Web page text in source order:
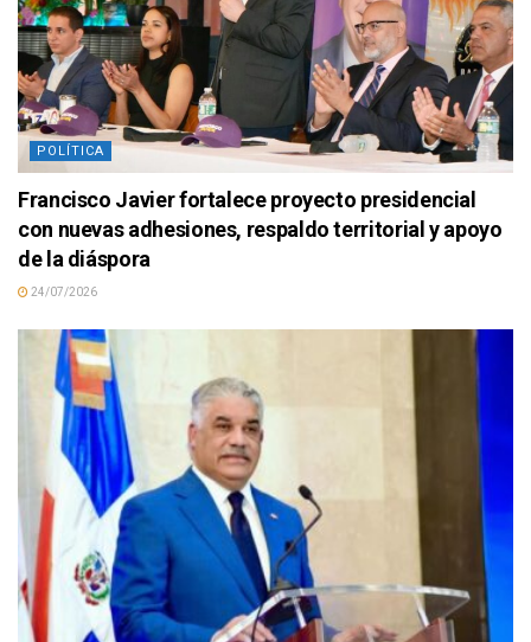
POLÍTICA
Francisco Javier fortalece proyecto presidencial
con nuevas adhesiones, respaldo territorial y apoyo
de la diáspora
24/07/2026